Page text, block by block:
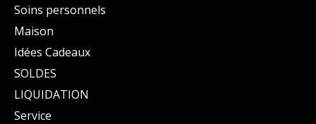
Soins personnels
Maison
Idées Cadeaux
SOLDES
LIQUIDATION
Service